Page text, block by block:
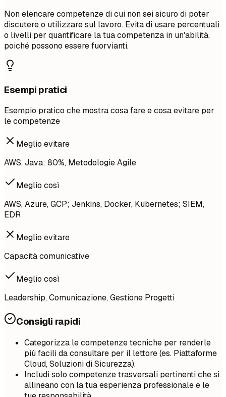
Non elencare competenze di cui non sei sicuro di poter
discutere o utilizzare sul lavoro. Evita di usare percentuali
o livelli per quantificare la tua competenza in un'abilità,
poiché possono essere fuorvianti.
Esempi pratici
Esempio pratico che mostra cosa fare e cosa evitare per
le competenze
Meglio evitare
AWS, Java: 80%, Metodologie Agile
Meglio così
AWS, Azure, GCP; Jenkins, Docker, Kubernetes; SIEM,
EDR
Meglio evitare
Capacità comunicative
Meglio così
Leadership, Comunicazione, Gestione Progetti
Consigli rapidi
Categorizza le competenze tecniche per renderle
più facili da consultare per il lettore (es. Piattaforme
Cloud, Soluzioni di Sicurezza).
Includi solo competenze trasversali pertinenti che si
allineano con la tua esperienza professionale e le